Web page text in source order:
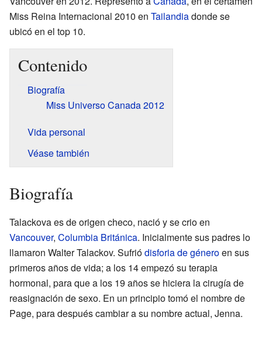
Miss Reina Internacional 2010 en Tailandiadonde se
ubicó en el top 10.
Contenido
Biografía
Miss Universo Canada 2012
Vida personal
Véase también
Biografía
Talackova es de origen checo, nació y se crio en
Vancouver, Columbia Británica. Inicialmente sus padres lo
llamaron Walter Talackov. Sufriódisforia de géneroen sus
primeros años de vida; a los 14 empezó su terapia
hormonal, para que a los 19 años se hiciera la cirugía de
reasignación de sexo. En un principio tomó el nombre de
Page, para después cambiar a su nombre actual, Jenna.